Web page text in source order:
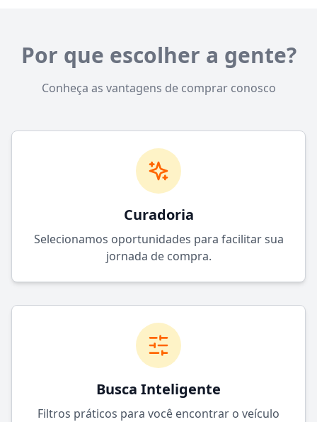
Por que escolher a gente?
Conheça as vantagens de comprar conosco
Curadoria
Selecionamos oportunidades para facilitar sua
jornada de compra.
Busca Inteligente
Filtros práticos para você encontrar o veículo